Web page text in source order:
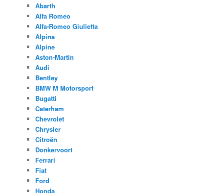
Abarth
Alfa Romeo
Alfa-Romeo Giulietta
Alpina
Alpine
Aston-Martin
Audi
Bentley
BMW M Motorsport
Bugatti
Caterham
Chevrolet
Chrysler
Citroën
Donkervoort
Ferrari
Fiat
Ford
Honda